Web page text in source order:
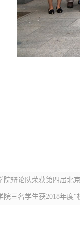
院辩论队荣获第四届北
院三名学生获2018年度